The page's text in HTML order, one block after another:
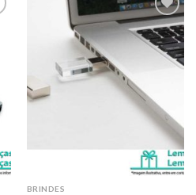
Adicionar
aos meus
desejos
BRINDES